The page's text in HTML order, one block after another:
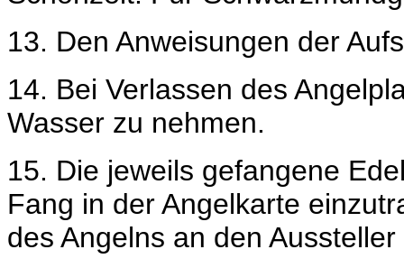
13. Den Anweisungen der
14. Bei Verlassen des
Wasser zu nehmen.
15. Die jeweils gefangene
Fang in der Angelkarte
des Angelns an den